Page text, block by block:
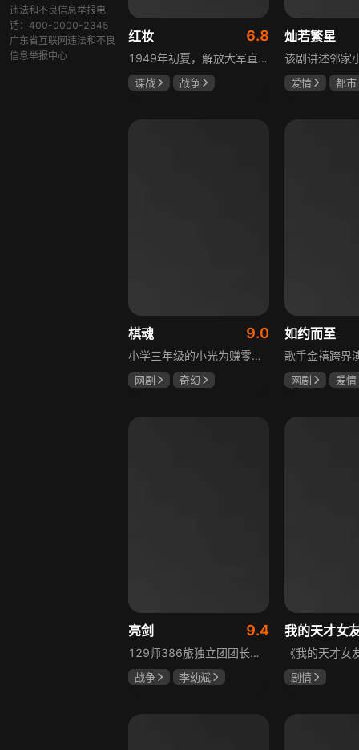
违法和不良信息举报电
话：400-0000-2345
广东省互联网违法和不良
信息举报中心
红妆 6.8
1949年初夏，解放大军直抵上海，国民党国防部保密局的中共地下党员邓家骥奉命撤往台湾，其妻同为地下党的沈荷因临产被留在上海。新中国成立之初，面对敌特的破坏活动，斗争形势严峻，沈荷隐藏真实身份，继续与敌人展开新一轮斗争，在隐秘战线坚守信仰，为新政权的稳定默默奉献。
谍战
战争
灿若繁星
爱情
都市
棋魂 9.0
小学三年级的小光为赚零用钱到爷爷家寻宝，偶然翻出旧棋盘，接触棋盘的一瞬间，附身棋盘中的棋士褚嬴的灵魂进入了小光体内。后来小光在学校围棋会所结识少年天才小亮，为测试褚嬴实力，小光贸然与小亮对弈并小胜，他误以为褚嬴棋力平平，小亮却大受打击。数日后小亮再次挑战，再次惨败在褚嬴手下，二人从此成了相爱相杀的棋坛宿敌。在褚嬴指导下，小光进步神速，逐渐对围棋产生兴趣，最终在全国大赛与小亮激战中，褚嬴下出绝妙一局，小光却看出更高一着，终于在自己努力、褚嬴帮助和与小亮的磨练中，独立对弈，燃起真正的棋魂。
网剧
奇幻
如约而至
网剧
爱情
亮剑 9.4
129师386旅独立团团长李云龙敢想敢干、不按规矩办事，脾气火爆性格直爽，带领独立团展现出敢于拼杀的劲头，接连击败坂田连队、山崎大队、山本部队，名声大噪却因屡次犯规遭贬斥。抗战时期他与国军358团团长楚云飞惺惺相惜，徐蚌会战中一较高下双双重伤，养病期间李云龙与护士田雨相恋，两人及亲人战友历经国家沧桑巨变。
战争
李幼斌
我的天才女
剧情